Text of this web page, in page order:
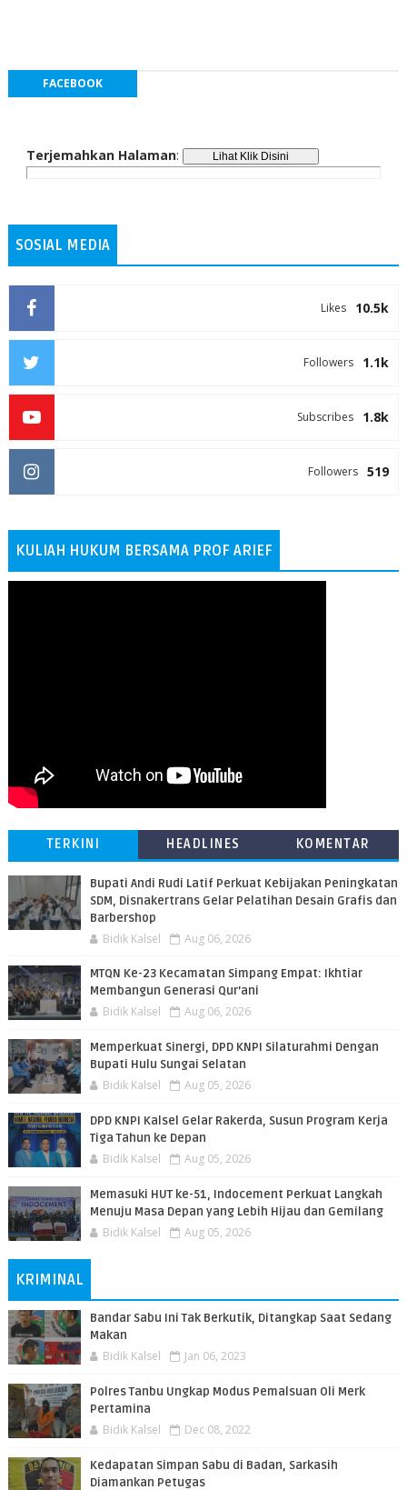
FACEBOOK
Terjemahkan Halaman:
SOSIAL MEDIA
10.5k
Likes
1.1k
Followers
1.8k
Subscribes
519
Followers
KULIAH HUKUM BERSAMA PROF ARIEF
TERKINI HEADLINES KOMENTAR
Bupati Andi Rudi Latif Perkuat Kebijakan Peningkatan
SDM, Disnakertrans Gelar Pelatihan Desain Grafis dan
Barbershop
Bidik Kalsel Aug 06, 2026
MTQN Ke-23 Kecamatan Simpang Empat: Ikhtiar
Membangun Generasi Qur’ani
Bidik Kalsel Aug 06, 2026
Memperkuat Sinergi, DPD KNPI Silaturahmi Dengan
Bupati Hulu Sungai Selatan
Bidik Kalsel Aug 05, 2026
DPD KNPI Kalsel Gelar Rakerda, Susun Program Kerja
Tiga Tahun ke Depan
Bidik Kalsel Aug 05, 2026
Memasuki HUT ke-51, Indocement Perkuat Langkah
Menuju Masa Depan yang Lebih Hijau dan Gemilang
Bidik Kalsel Aug 05, 2026
KRIMINAL
Bandar Sabu Ini Tak Berkutik, Ditangkap Saat Sedang
Makan
Bidik Kalsel Jan 06, 2023
Polres Tanbu Ungkap Modus Pemalsuan Oli Merk
Pertamina
Bidik Kalsel Dec 08, 2022
Kedapatan Simpan Sabu di Badan, Sarkasih
Diamankan Petugas